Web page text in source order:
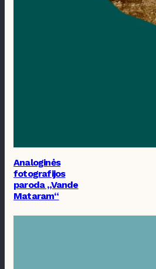
Analoginės
fotografijos
paroda „Vande
Mataram“